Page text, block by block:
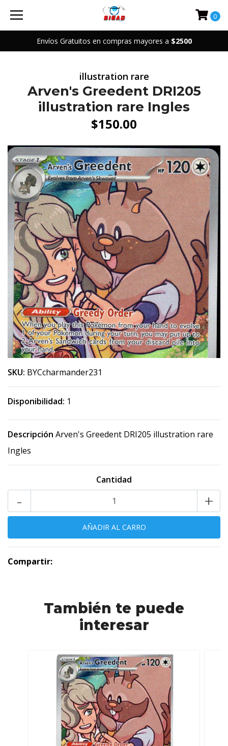
Envíos Gratuitos en compras mayores a $2500
0
illustration rare
Arven's Greedent DRI205
illustration rare Ingles
$150.00
SKU: BYCcharmander231
Disponibilidad: 1
Descripción Arven's Greedent DRI205 illustration rare
Ingles
Cantidad
+
-
Compartir:
También te puede
interesar